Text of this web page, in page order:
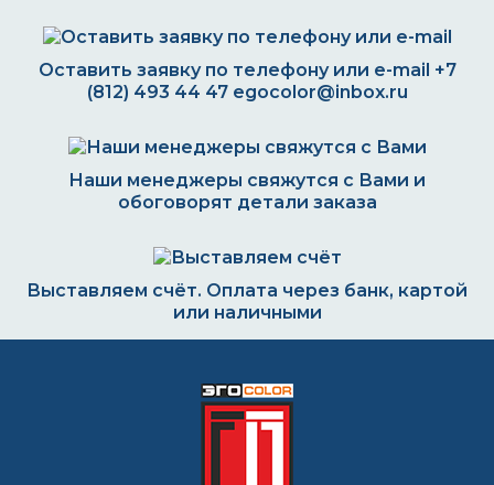
Оставить заявку по телефону или e-mail +7
(812) 493 44 47 egocolor@inbox.ru
Наши менеджеры свяжутся с Вами и
обоговорят детали заказа
Выставляем счёт. Оплата через банк, картой
или наличными
Формируем заказ и отправляем транспортной
компанией